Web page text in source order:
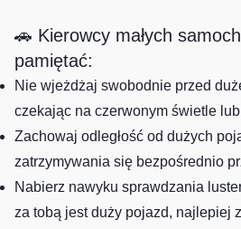
🚗 Kierowcy małych
pamiętać:
Nie wjeżdżaj swobodnie przed
czekając na czerwonym świetle
Zachowaj odległość od dużych
zatrzymywania się bezpośrednio
Nabierz nawyku sprawdzania
za tobą jest duży pojazd, najlepiej